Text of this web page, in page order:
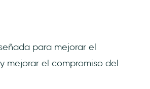
para mejorar el
mejorar el compromiso del